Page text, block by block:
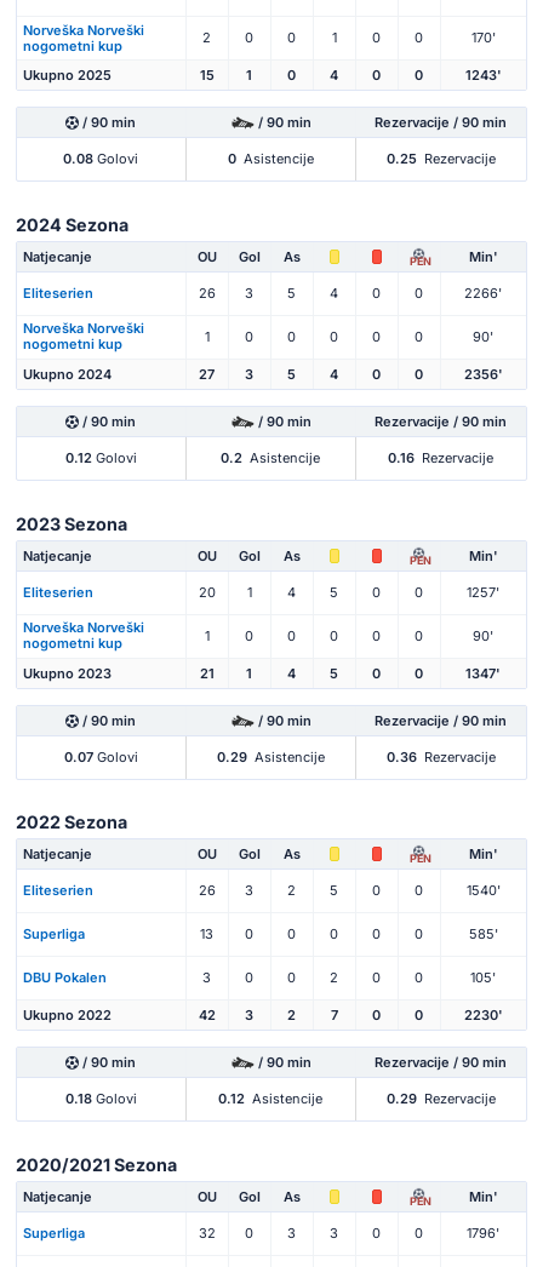
Norveška Norveški
nogometni kup
2 0 0 1 0 0 170'
Ukupno 2025 15 1 0 4 0 0 1243'
/ 90 min / 90 min Rezervacije / 90 min
0.08 Golovi 0 Asistencije 0.25 Rezervacije
2024 Sezona
Natjecanje OU Gol As PEN Min'
Eliteserien 26 3 5 4 0 0 2266'
Norveška Norveški
nogometni kup
1 0 0 0 0 0 90'
Ukupno 2024 27 3 5 4 0 0 2356'
/ 90 min / 90 min Rezervacije / 90 min
0.12Golovi 0.2 Asistencije 0.16 Rezervacije
2023 Sezona
Natjecanje OU Gol As PEN Min'
Eliteserien 20 1 4 5 0 0 1257'
Norveška Norveški
nogometni kup
1 0 0 0 0 0 90'
Ukupno 2023 21 1 4 5 0 0 1347'
/ 90 min / 90 min Rezervacije / 90 min
0.07Golovi 0.29 Asistencije 0.36 Rezervacije
2022 Sezona
Natjecanje OU Gol As PEN Min'
Eliteserien 26 3 2 5 0 0 1540'
Superliga 13 0 0 0 0 0 585'
DBU Pokalen 3 0 0 2 0 0 105'
Ukupno 2022 42 3 2 7 0 0 2230'
/ 90 min / 90 min Rezervacije / 90 min
0.18Golovi 0.12 Asistencije 0.29 Rezervacije
2020/2021 Sezona
Natjecanje OU Gol As PEN Min'
Superliga 32 0 3 3 0 0 1796'